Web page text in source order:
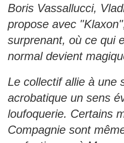
Boris Vassallucci,
propose avec
surprenant, où ce qui
normal devient
Le collectif allie à une
acrobatique un sens
loufoquerie. Certains
Compagnie sont